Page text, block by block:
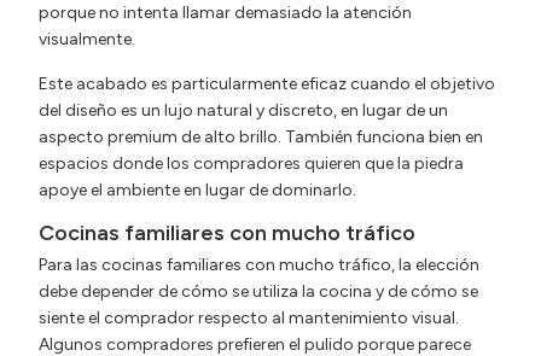
porque no intenta llamar demasiado la atención
visualmente.
Este acabado es particularmente eficaz cuando el objetivo
del diseño es un lujo natural y discreto, en lugar de un
aspecto premium de alto brillo. También funciona bien en
espacios donde los compradores quieren que la piedra
apoye el ambiente en lugar de dominarlo.
Cocinas familiares con mucho tráfico
Para las cocinas familiares con mucho tráfico, la elección
debe depender de cómo se utiliza la cocina y de cómo se
siente el comprador respecto al mantenimiento visual.
Algunos compradores prefieren el pulido porque parece